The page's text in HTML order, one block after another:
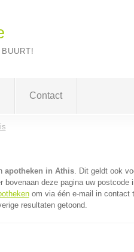
Contact
apotheken in Athis. Dit geldt ook
bovenaan deze pagina uw postcode
om via één e-mail in contact
resultaten getoond.